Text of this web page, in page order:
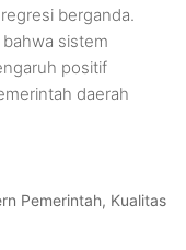
berganda.
sistem
positif
daerah
Pemerintah, Kualitas